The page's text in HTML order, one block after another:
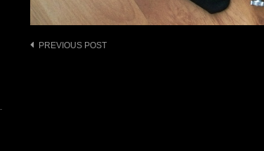
Post
PREVIOUS POST